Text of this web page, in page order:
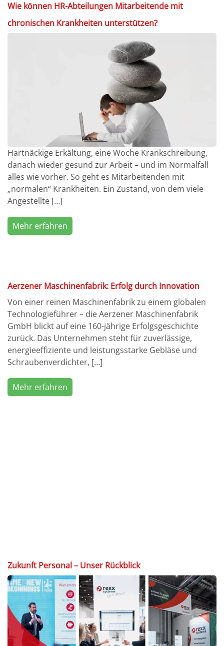
Wie können HR-Abteilungen Mitarbeitende mit
chronischen Krankheiten unterstützen?
Hartnäckige Erkältung, eine Woche Krankschreibung,
danach wieder gesund zur Arbeit – und im Normalfall
alles wie vorher. So geht es Mitarbeitenden mit
„normalen“ Krankheiten. Ein Zustand, von dem viele
Angestellte […]
Mehr erfahren
Aerzener Maschinenfabrik: Erfolg durch Innovation
Von einer reinen Maschinenfabrik zu einem globalen
Technologieführer – die Aerzener Maschinenfabrik
GmbH blickt auf eine 160-jährige Erfolgsgeschichte
zurück. Das Unternehmen steht für zuverlässige,
energieeffiziente und leistungsstarke Gebläse und
Schraubenverdichter, […]
Mehr erfahren
Zukunft Personal – Unser Rückblick